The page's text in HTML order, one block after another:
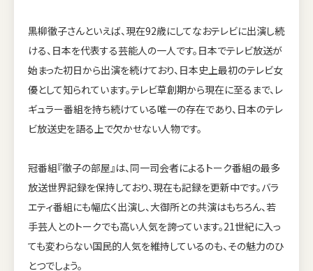
黒柳徹子さんといえば、現在92歳にしてなおテレビに出演し続
ける、日本を代表する芸能人の一人です。日本でテレビ放送が
始まった初日から出演を続けており、日本史上最初のテレビ女
優として知られています。テレビ草創期から現在に至るまで、レ
ギュラー番組を持ち続けている唯一の存在であり、日本のテレ
ビ放送史を語る上で欠かせない人物です。
冠番組『徹子の部屋』は、同一司会者によるトーク番組の最多
放送世界記録を保持しており、現在も記録を更新中です。バラ
エティ番組にも幅広く出演し、大御所との共演はもちろん、若
手芸人とのトークでも高い人気を誇っています。21世紀に入っ
ても変わらない国民的人気を維持しているのも、その魅力のひ
とつでしょう。